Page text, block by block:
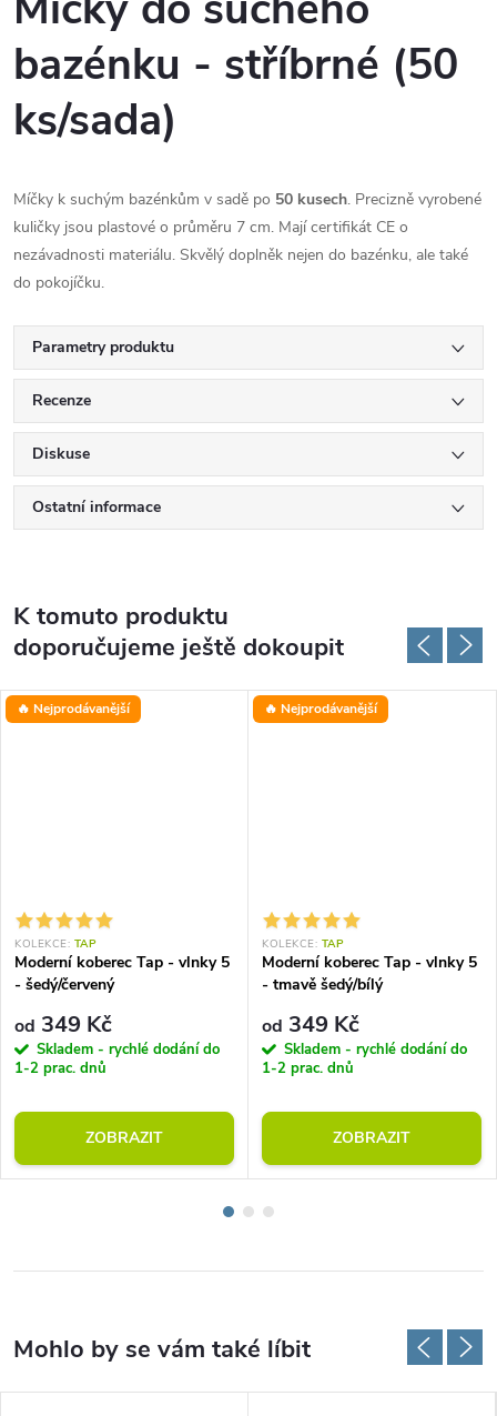
bazénku - stříbrné (50
ks/sada)
Míčky k suchým bazénkům v sadě po 50 kusech. Precizně vyrobené
kuličky jsou plastové o průměru 7 cm. Mají certifikát CE o
nezávadnosti materiálu. Skvělý doplněk nejen do bazénku, ale také
do pokojíčku.
Parametry produktu
Recenze
Diskuse
Ostatní informace
K tomuto produktu
doporučujeme ještě dokoupit
🔥 Nejprodávanější
KOLEKCE: TAP
Moderní koberec Tap - vlnky 5
- šedý/červený
od 349 Kč
Skladem - rychlé dodání do
1-2 prac. dnů
ZOBRAZIT
🔥 Nejprodávanější
KOLEKCE: TAP
Moderní koberec Tap - vlnky 5
- tmavě šedý/bílý
od 349 Kč
Skladem - rychlé dodání do
1-2 prac. dnů
ZOBRAZIT